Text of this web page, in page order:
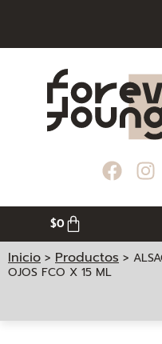
MEDELLÍNA $ 200. 000
MEDELLÍNA $ 200. 000
MEDELLÍNA $ 200. 000
$0
Inicio > Productos >
OJOS FCO X 15 ML